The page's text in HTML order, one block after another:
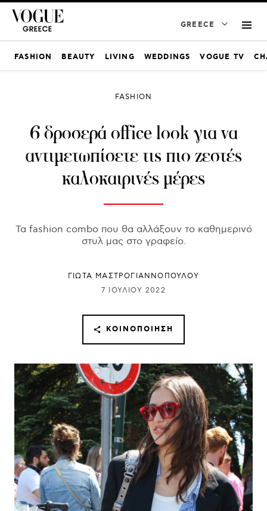
GREECE
FASHION BEAUTY LIVING WEDDINGS VOGUE TV
FASHION
6 δροσερά office look για να
αντιμετωπίσετε τις πιο ζεστές
καλοκαιρινές μέρες
Τα fashion combo που θα αλλάξουν το καθημερινό
στυλ μας στο γραφείο.
ΓΙΩΤΑ ΜΑΣΤΡΟΓΙΑΝΝΟΠΟΥΛΟΥ
7 ΙΟΥΛΊΟΥ 2022
ΚΟΙΝΟΠΟΊΗΣΗ